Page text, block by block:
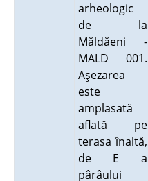
arheologic
de la
Măldăeni -
MALD 001.
Aşezarea
este
amplasată
aflată pe
terasa înaltă,
de E a
pârâului